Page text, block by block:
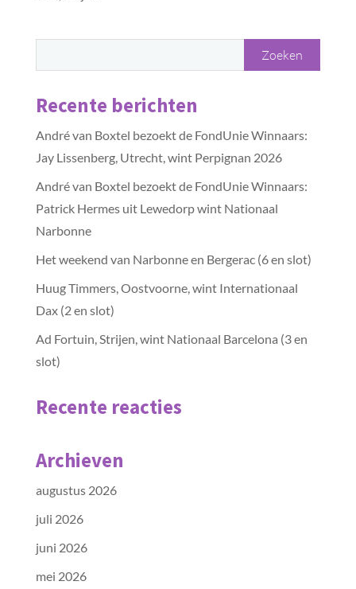
Recente berichten
André van Boxtel bezoekt de FondUnie Winnaars:
Jay Lissenberg, Utrecht, wint Perpignan 2026
André van Boxtel bezoekt de FondUnie Winnaars:
Patrick Hermes uit Lewedorp wint Nationaal
Narbonne
Het weekend van Narbonne en Bergerac (6 en slot)
Huug Timmers, Oostvoorne, wint Internationaal
Dax (2 en slot)
Ad Fortuin, Strijen, wint Nationaal Barcelona (3 en
slot)
Recente reacties
Archieven
augustus 2026
juli 2026
juni 2026
mei 2026